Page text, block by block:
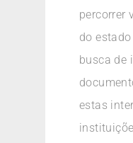
percorrer
do
busca de
estas